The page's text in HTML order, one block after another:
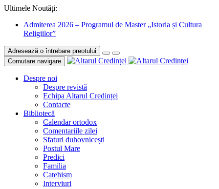
Ultimele Noutăți:
Admiterea 2026 – Programul de Master „Istoria și Cultura
Religiilor”
Adresează o întrebare preotului
Comutare navigare
Despre noi
Despre revistă
Echipa Altarul Credinței
Contacte
Bibliotecă
Calendar ortodox
Comentariile zilei
Sfaturi duhovnicești
Postul Mare
Predici
Familia
Catehism
Interviuri